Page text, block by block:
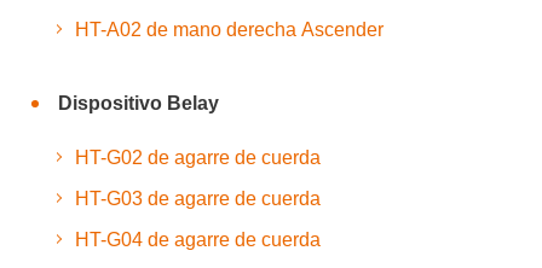
HT-A02 de mano derecha Ascender
Dispositivo Belay
HT-G02 de agarre de cuerda
HT-G03 de agarre de cuerda
HT-G04 de agarre de cuerda